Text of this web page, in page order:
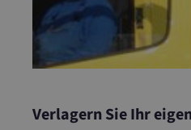
Verlagern Sie Ihr